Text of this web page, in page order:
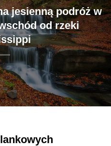
jesienną podróż w
od rzeki